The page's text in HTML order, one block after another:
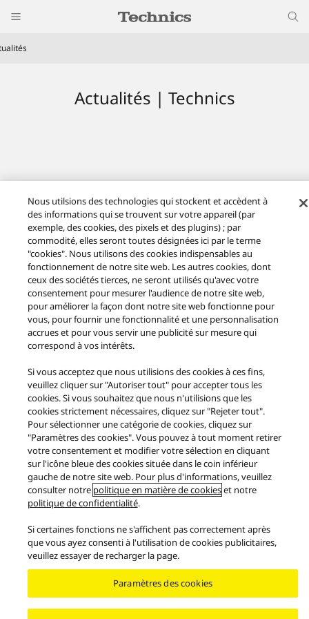
Actualités | Technics
Facebook X (ex Twitter) YouTube
Instagram
Conditions d'utilisation
Avertissement en matière de protection des données
Nous contacter
Politique en matière de cookies
Conditions générales de vente de la boutique en ligne Technics
FAQ de vente de la boutique en ligne Panasonic
Signaler des problèmes
EU Data Act
GARANTIE LÉGALE
Area/Country
Copyright © 2026 Panasonic France - Tous droits réservés.
Nous utilsions des technologies qui stockent et accèdent à
des informations qui se trouvent sur votre appareil (par
exemple, des cookies, des pixels et des plugins) ; par
commodité, elles seront toutes désignées ici par le terme
"cookies". Nous utilisons des cookies indispensables au
fonctionnement de notre site web. Les autres cookies, dont
ceux des sociétés tierces, ne seront utilisés qu'avec votre
consentement pour mesurer l'audience de notre site web,
pour améliorer la façon dont notre site web fonctionne pour
vous, pour fournir une fonctionnalité et une personnalisation
accrues et pour vous servir une publicité sur mesure qui
correspond à vos intérêts.
Si vous acceptez que nous utilisions des cookies à ces fins,
veuillez cliquer sur "Autoriser tout" pour accepter tous les
cookies. Si vous souhaitez que nous n'utilisions que les
cookies strictement nécessaires, cliquez sur "Rejeter tout".
Pour sélectionner une catégorie de cookies, cliquez sur
"Paramètres des cookies". Vous pouvez à tout moment retirer
votre consentement et modifier votre sélection en cliquant
sur l'icône bleue des cookies située dans le coin inférieur
gauche de notre site web. Pour plus d'informations, veuillez
consulter notre politique en matière de cookieset notre
politique de confidentialité.
Si certaines fonctions ne s'affichent pas correctement après
que vous ayez consenti à l'utilisation de cookies publicitaires,
veuillez essayer de recharger la page.
Paramètres des cookies